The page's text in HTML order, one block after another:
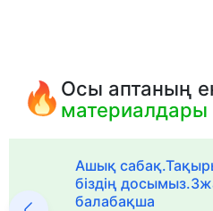
Осы аптаның
материалдары
Ашық
біздің
балабақша